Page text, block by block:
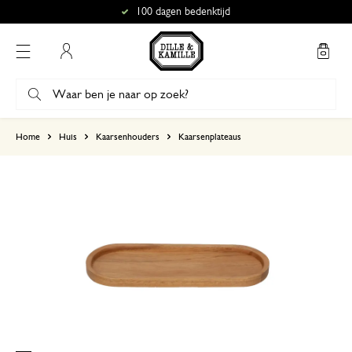
100 dagen bedenktijd
Home Huis Kaarsenhouders Kaarsenplateaus